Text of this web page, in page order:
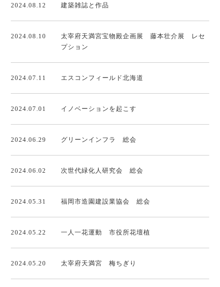
2024.08.12 建築雑誌と作品
2024.08.10
太宰府天満宮宝物殿企画展 藤本壮介展 レセ
プション
2024.07.11 エスコンフィールド北海道
2024.07.01 イノベーションを起こす
2024.06.29 グリーンインフラ 総会
2024.06.02 次世代緑化人研究会 総会
2024.05.31 福岡市造園建設業協会 総会
2024.05.22 一人一花運動 市役所花壇植
2024.05.20 太宰府天満宮 梅ちぎり